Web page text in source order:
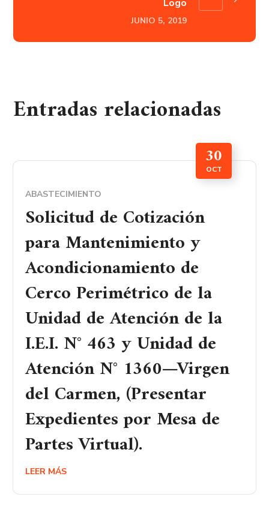
Logo
JUNIO 5, 2019
Entradas relacionadas
30
OCT
ABASTECIMIENTO
Solicitud de Cotización
para Mantenimiento y
Acondicionamiento de
Cerco Perimétrico de la
Unidad de Atención de la
I.E.I. N° 463 y Unidad de
Atención N° 1360—Virgen
del Carmen, (Presentar
Expedientes por Mesa de
Partes Virtual).
LEER MÁS